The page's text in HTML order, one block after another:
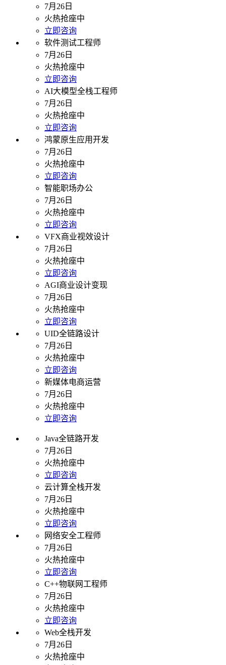
7月26日
火热抢座中
立即咨询
软件测试工程师
7月26日
火热抢座中
立即咨询
AI大模型全栈工程师
7月26日
火热抢座中
立即咨询
鸿蒙原生应用开发
7月26日
火热抢座中
立即咨询
智能职场办公
7月26日
火热抢座中
立即咨询
VFX商业视效设计
7月26日
火热抢座中
立即咨询
AGI商业设计变现
7月26日
火热抢座中
立即咨询
UID全链路设计
7月26日
火热抢座中
立即咨询
新媒体电商运营
7月26日
火热抢座中
立即咨询
Java全链路开发
7月26日
火热抢座中
立即咨询
云计算全栈开发
7月26日
火热抢座中
立即咨询
网络安全工程师
7月26日
火热抢座中
立即咨询
C++物联网工程师
7月26日
火热抢座中
立即咨询
Web全栈开发
7月26日
火热抢座中